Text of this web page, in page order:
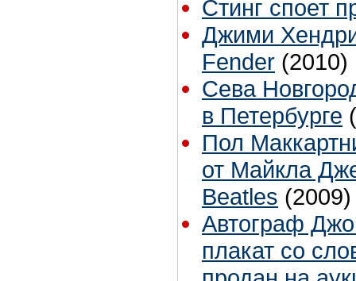
Стинг споет
Джими
Fender (2010)
Сева
в Петербурге
Пол
от Майкла
Beatles (2009)
Автограф
плакат со